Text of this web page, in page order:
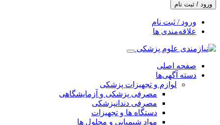
ورود / ثبت نام
ورود / ثبت نام
علاقه‌مندی ها
صفحه اصلی
دسته آگهی‌ها
لوازم و تجهیزات پزشکی
مصرفی پزشکی و آزمایشگاهی
مصرفی دندانپزشکی
دستگاه ها و تجهیزات
مواد شیمیایی و محلول ها